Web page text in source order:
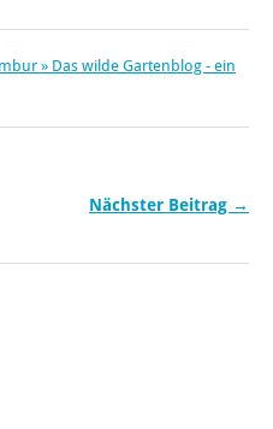
» Das wilde Gartenblog - ein
Nächster Beitrag →